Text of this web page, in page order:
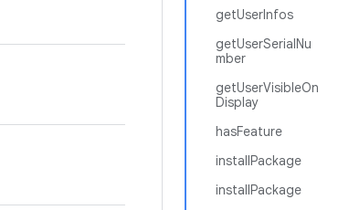
getUserInfos
getUserSerialNu
mber
getUserVisibleOn
Display
hasFeature
installPackage
installPackage